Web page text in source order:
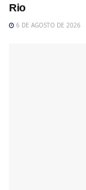
Rio
6 DE AGOSTO DE 2026